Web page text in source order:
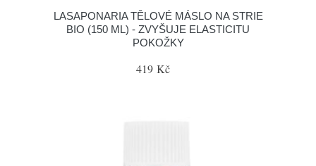
LASAPONARIA TĚLOVÉ MÁSLO NA STRIE
BIO (150 ML) - ZVYŠUJE ELASTICITU
POKOŽKY
419 Kč